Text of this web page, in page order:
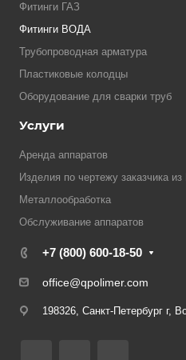
Фитинги ГАЗ
Фитинги ВОДА
Трубопроводная арматура
Пластиковые колодцы
Оборудование для сварки труб
Услуги
Аренда аппаратов
Изделия по чертежу заказчика
Металлообработка
Обслуживание аппаратов
+7 (800) 600-18-50
office@qpolimer.com
198326, Санкт-Петербург г,